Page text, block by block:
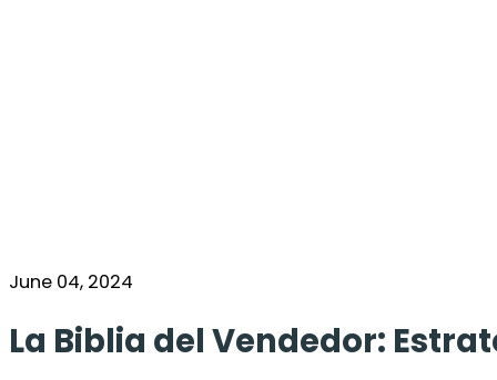
June 04, 2024
La Biblia del Vendedor: